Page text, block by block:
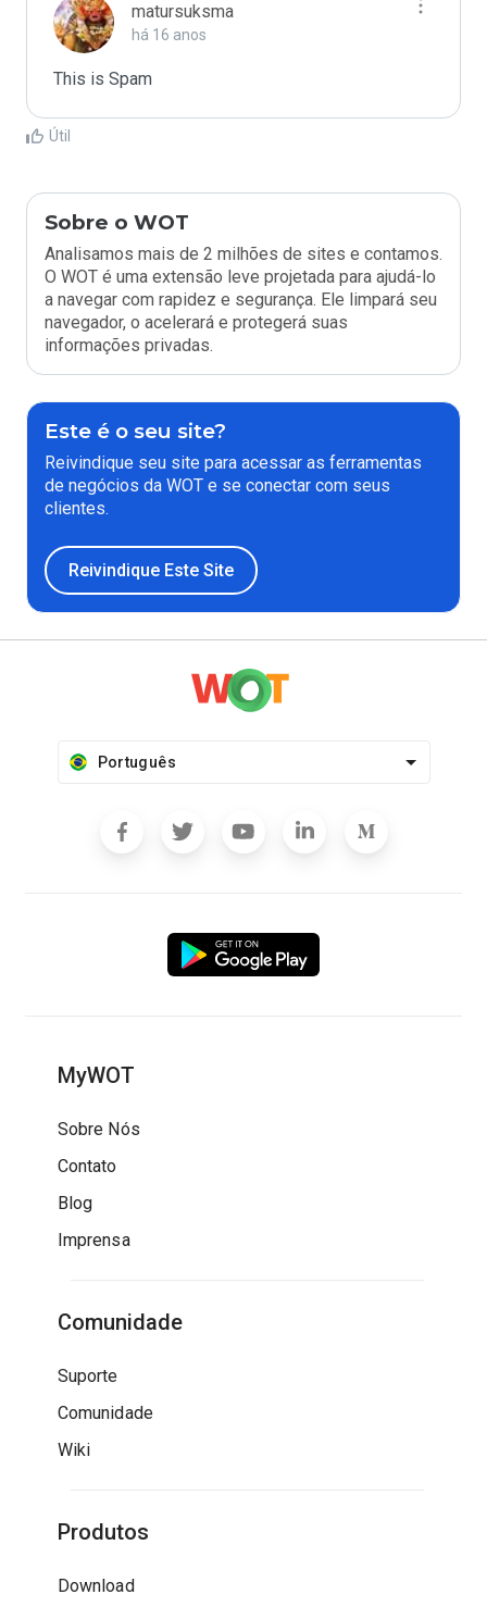
matursuksma
há 16 anos
This is Spam
Útil
Sobre o WOT
Analisamos mais de 2 milhões de sites e contamos.
O WOT é uma extensão leve projetada para ajudá-lo
a navegar com rapidez e segurança. Ele limpará seu
navegador, o acelerará e protegerá suas
informações privadas.
Este é o seu site?
Reivindique seu site para acessar as ferramentas
de negócios da WOT e se conectar com seus
clientes.
Reivindique Este Site
Português
MyWOT
Sobre Nós
Contato
Blog
Imprensa
Comunidade
Suporte
Comunidade
Wiki
Produtos
Download